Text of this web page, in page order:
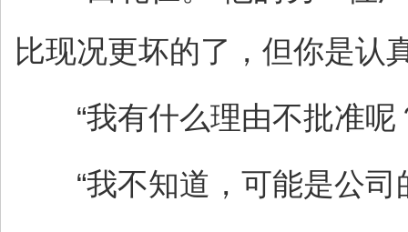
比现况更坏的了，但你是认
“我有什么理由不批准呢
“我不知道，可能是公司